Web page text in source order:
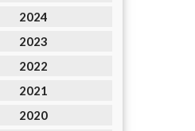
2024
2023
2022
2021
2020